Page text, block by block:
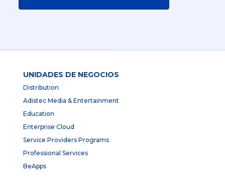
UNIDADES DE NEGOCIOS
Distribution
Adistec Media & Entertainment
Education
Enterprise Cloud
Service Providers Programs
Professional Services
BeApps